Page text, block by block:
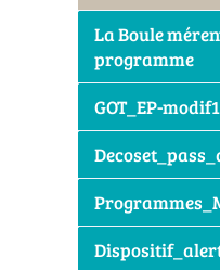
La Boule
programme
GOT_EP-